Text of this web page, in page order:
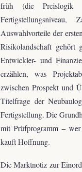
früh (die Preislogik
Auswahlvorteile der
Risikolandschaft gehört
Entwickler- und
erzählen, was
zwischen Prospekt und
Titelfrage der
Fertigstellung. Die
mit Prüfprogramm –
kauft Hoffnung.
Die Marktnotiz zur